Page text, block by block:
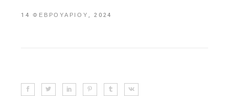
14 ΦΕΒΡΟΥΑΡΊΟΥ, 2024